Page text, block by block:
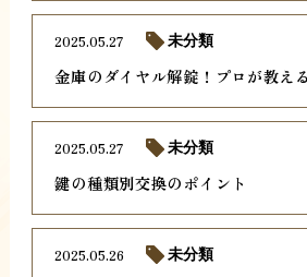
金庫のダイヤル解錠！プロが教え
2025.05.27 未分類
鍵の種類別交換のポイント
2025.05.27 未分類
2025.05.26 未分類